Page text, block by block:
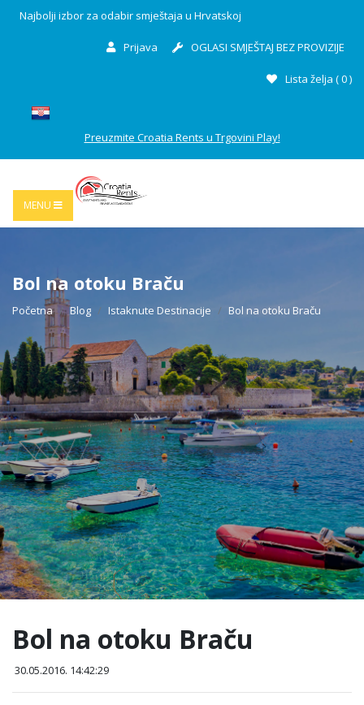
Najbolji izbor za odabir smještaja u Hrvatskoj
Prijava OGLASI SMJEŠTAJ BEZ PROVIZIJE
Lista želja (0)
Preuzmite Croatia Rents u Trgovini Play!
MENU
Bol na otoku Braču
Početna Blog Istaknute Destinacije Bol na otoku Braču
Bol na otoku Braču
30.05.2016. 14:42:29